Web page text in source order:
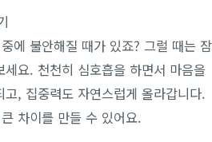
에 불안해질 때가 있죠? 그럴 때는 잠
요. 천천히 심호흡을 하면서 마음을
, 집중력도 자연스럽게 올라갑니다.
차이를 만들 수 있어요.